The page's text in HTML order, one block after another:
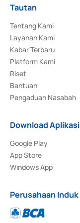
Tautan
Tentang Kami
Layanan Kami
Kabar Terbaru
Platform Kami
Riset
Bantuan
Pengaduan Nasabah
Download Aplikasi
Google Play
App Store
Windows App
Perusahaan Induk